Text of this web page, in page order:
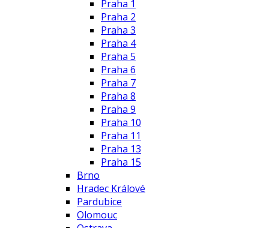
Praha 1
Praha 2
Praha 3
Praha 4
Praha 5
Praha 6
Praha 7
Praha 8
Praha 9
Praha 10
Praha 11
Praha 13
Praha 15
Brno
Hradec Králové
Pardubice
Olomouc